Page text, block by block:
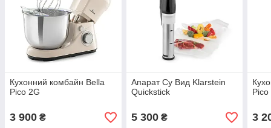
Кухонний комбайн Bella
Pico 2G
3 900 ₴
Апарат Су Вид Klarstein
Quickstick
5 300₴
Pico
3